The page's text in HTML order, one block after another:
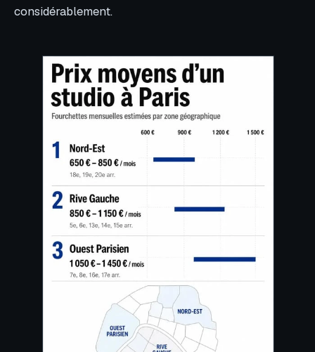
considérablement.